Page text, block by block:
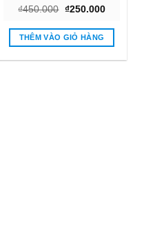
₫450.000 Giá
là:
₫450.000.
₫250.000Giá
tại
THÊM VÀO GIỎ HÀNG